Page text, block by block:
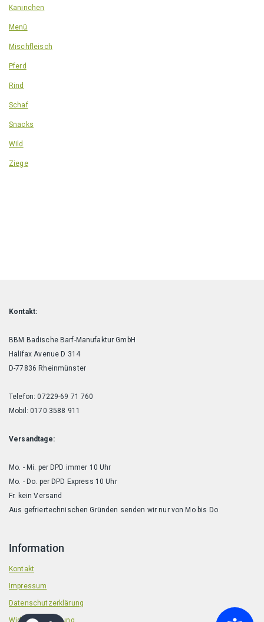
Kaninchen
Menü
Mischfleisch
Pferd
Rind
Schaf
Snacks
Wild
Ziege
Kontakt:
BBM Badische Barf-Manufaktur GmbH
Halifax Avenue D 314
D-77836 Rheinmünster
Telefon: 07229-69 71 760
Mobil: 0170 3588 911
Versandtage:
Mo. - Mi. per DPD immer 10 Uhr
Mo. - Do. per DPD Express 10 Uhr
Fr. kein Versand
Aus gefriertechnischen Gründen senden wir nur von Mo bis Do
Information
Kontakt
Impressum
Datenschutzerklärung
Widerrufsbelehrung